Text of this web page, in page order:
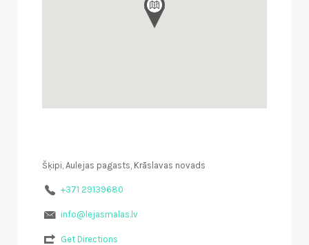
Šķipi, Aulejas pagasts, Krāslavas novads
+371 29139680
info@lejasmalas.lv
Get Directions